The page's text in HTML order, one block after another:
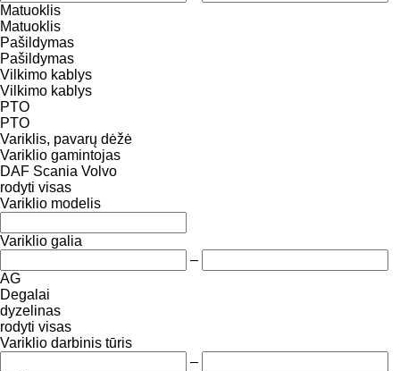
Matuoklis
Matuoklis
Pašildymas
Pašildymas
Vilkimo kablys
Vilkimo kablys
PTO
PTO
Variklis, pavarų dėžė
Variklio gamintojas
DAF Scania Volvo
rodyti visas
Variklio modelis
Variklio galia
–
AG
Degalai
dyzelinas
rodyti visas
Variklio darbinis tūris
–